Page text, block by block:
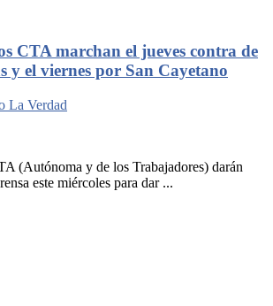
CTA marchan el jueves contra de
y el viernes por San Cayetano
La Verdad
(Autónoma y de los Trabajadores) darán
este miércoles para dar ...